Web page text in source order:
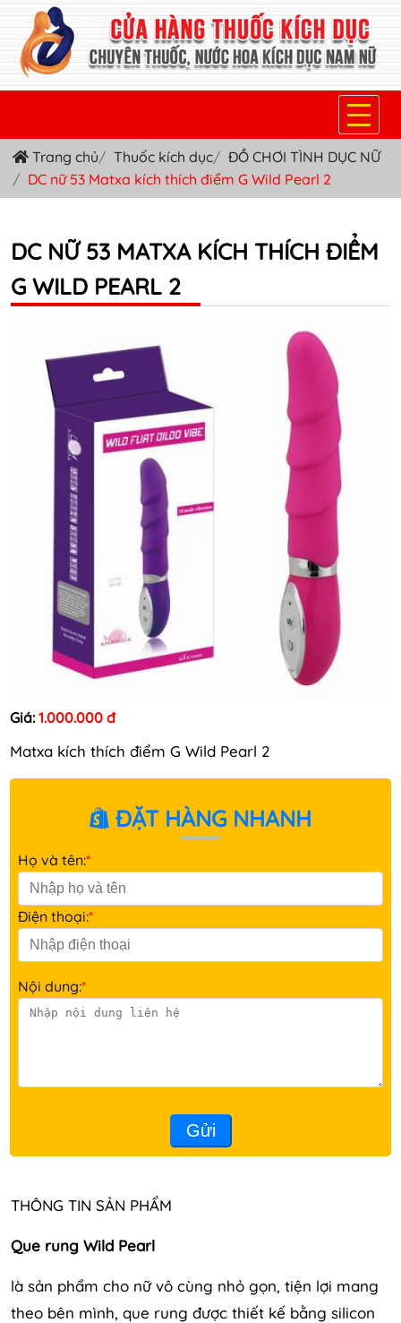
TRANG CHỦ
THUỐC KÍCH DỤC NỮ
THUỐC NƯỚC KÍCH DỤC NAM
THUỐC VIÊN KÍCH DỤC NAM
TIN TỨC & BLOG
Trang chủ Thuốc kích dục
ĐỒ CHƠI TÌNH DỤC NỮ
DC nữ 53 Matxa kích thích điểm G Wild Pearl 2
DC NỮ 53 MATXA KÍCH THÍCH ĐIỂM
G WILD PEARL 2
Giá: 1.000.000 đ
Matxa kích thích điểm G Wild Pearl 2
ĐẶT HÀNG NHANH
Họ và tên:*
Điện thoại:*
Nội dung:*
Gửi
THÔNG TIN SẢN PHẨM
Que rung Wild Pearl
là sản phẩm cho nữ vô cùng nhỏ gọn, tiện lợi mang
theo bên mình, que rung được thiết kế bằng silicon